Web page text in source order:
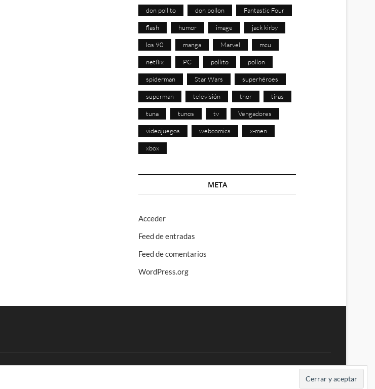
don pollito don pollon Fantastic Four
flash humor image jack kirby
los 90 manga Marvel mcu
netflix PC pollito pollon
spiderman Star Wars superhéroes
superman televisión thor tiras
tuna tunos tv Vengadores
videojuegos webcomics x-men
xbox
META
Acceder
Feed de entradas
Feed de comentarios
WordPress.org